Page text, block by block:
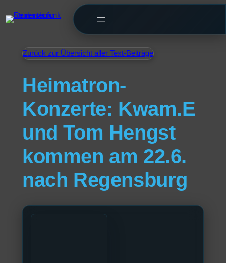
Zurück zur Übersicht aller Text-Beiträge
Heimatron-
Konzerte: Kwam.E
und Tom Hengst
kommen am 22.6.
nach Regensburg